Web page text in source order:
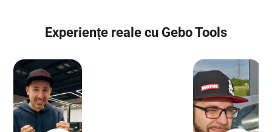
Experiențe reale cu Gebo Tools